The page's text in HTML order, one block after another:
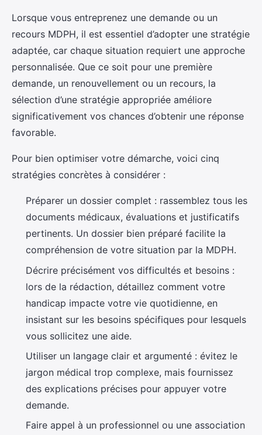
Lorsque vous entreprenez une demande ou un
recours MDPH, il est essentiel d’adopter une stratégie
adaptée, car chaque situation requiert une approche
personnalisée. Que ce soit pour une première
demande, un renouvellement ou un recours, la
sélection d’une stratégie appropriée améliore
significativement vos chances d’obtenir une réponse
favorable.
Pour bien optimiser votre démarche, voici cinq
stratégies concrètes à considérer :
Préparer un dossier complet : rassemblez tous les
documents médicaux, évaluations et justificatifs
pertinents. Un dossier bien préparé facilite la
compréhension de votre situation par la MDPH.
Décrire précisément vos difficultés et besoins :
lors de la rédaction, détaillez comment votre
handicap impacte votre vie quotidienne, en
insistant sur les besoins spécifiques pour lesquels
vous sollicitez une aide.
Utiliser un langage clair et argumenté : évitez le
jargon médical trop complexe, mais fournissez
des explications précises pour appuyer votre
demande.
Faire appel à un professionnel ou une association